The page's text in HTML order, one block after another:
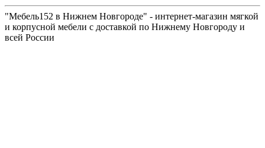
"Мебель152 в Нижнем Новгороде" - интернет-магазин мягкой
и корпусной мебели с доставкой по Нижнему Новгороду и
всей России